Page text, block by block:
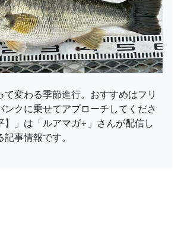
て変わる季節進行。おすすめはフリ
ンクに乗せてアプローチしてくださ
】」は「ルアマガ+」さんが配信し
事情報です。